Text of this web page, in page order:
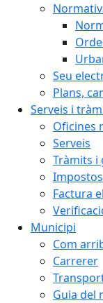
Seu
Plans,
Serveis i
Oficines
Serveis
Tràmits i
Impostos
Factura
Municipi
Com
Carrerer
Guia del